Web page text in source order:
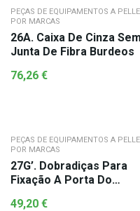
PEÇAS DE EQUIPAMENTOS A
POR MARCAS
26A. Caixa De Cinza Sem
Junta De Fibra Burdeos
76,26 €
PEÇAS DE EQUIPAMENTOS A
POR MARCAS
27G’. Dobradiças Para
Fixação A Porta Do
49,20 €